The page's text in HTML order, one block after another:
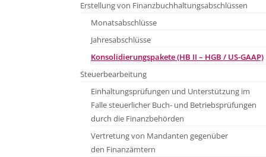
Erstellung von Finanzbuchhaltungsabschlüssen
Monatsabschlüsse
Jahresabschlüsse
Konsolidierungspakete (HB II – HGB / US-GAAP)
Steuerbearbeitung
Einhaltungsprüfungen und Unterstützung im
Falle steuerlicher Buch- und Betriebsprüfungen
durch die Finanzbehörden
Vertretung von Mandanten gegenüber
den Finanzämtern